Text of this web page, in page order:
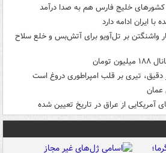
کشورهای خلیج فارس هم به صدا درآمد
ایران ادامه دارد
واشنگتن بر تل‌آویو برای آتش‌بس و خلع سلاح
دقیق، تیری بر قلب امپراطوری دروغ است
عمان
آمریکایی از عراق در تاریخ تعیین شده